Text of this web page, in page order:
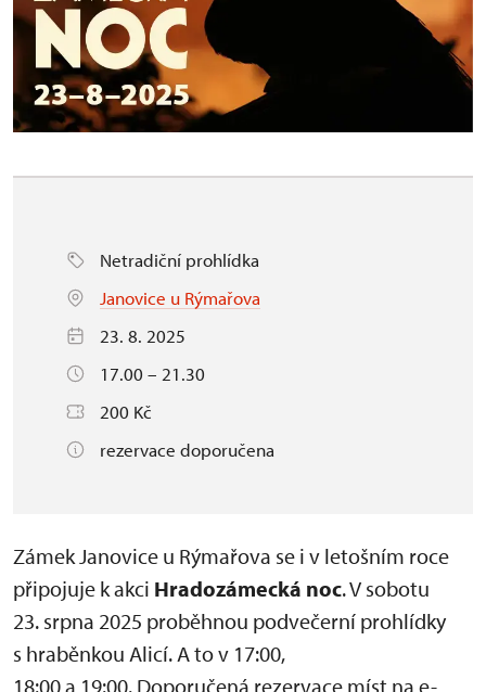
Netradiční prohlídka
Janovice u Rýmařova
23. 8. 2025
17.00 – 21.30
200 Kč
rezervace doporučena
Zámek Janovice u Rýmařova se i v letošním roce
připojuje k akci Hradozámecká noc. V sobotu
23. srpna 2025 proběhnou podvečerní prohlídky
s hraběnkou Alicí. A to v 17:00,
18:00 a 19:00. Doporučená rezervace míst na e-